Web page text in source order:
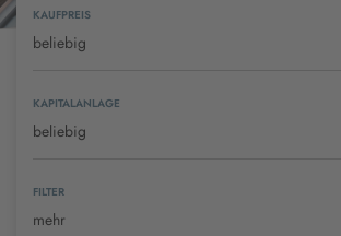
KAUFPREIS
beliebig
KAPITALANLAGE
beliebig
FILTER
mehr